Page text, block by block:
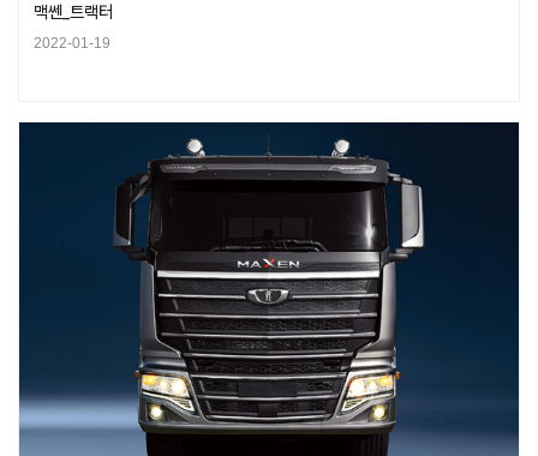
맥쎈_트랙터
2022-01-19